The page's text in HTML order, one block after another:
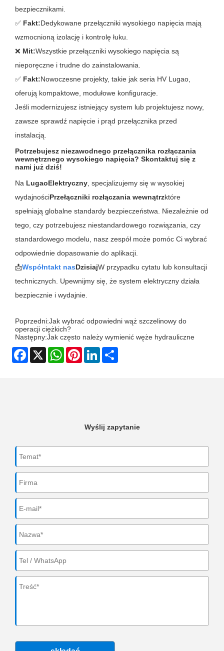
bezpiecznikami.
✅ Fakt:Dedykowane przełączniki wysokiego napięcia mają
wzmocnioną izolację i kontrolę łuku.
❌ Mit:Wszystkie przełączniki wysokiego napięcia są
nieporęczne i trudne do zainstalowania.
✅ Fakt:Nowoczesne projekty, takie jak seria HV Lugao,
oferują kompaktowe, modułowe konfiguracje.
Jeśli modernizujesz istniejący system lub projektujesz nowy,
zawsze sprawdź napięcie i prąd przełącznika przed
instalacją.
Potrzebujesz niezawodnego przełącznika rozłączania
wewnętrznego wysokiego napięcia? Skontaktuj się z
nami już dziś!
Na LugaoElektryczny, specjalizujemy się w wysokiej
wydajnościPrzełączniki rozłączania wewnątrzktóre
spełniają globalne standardy bezpieczeństwa. Niezależnie od
tego, czy potrzebujesz niestandardowego rozwiązania, czy
standardowego modelu, nasz zespół może pomóc Ci wybrać
odpowiednie dopasowanie do aplikacji.
📩Współntakt nasDzisiajW przypadku cytatu lub konsultacji
technicznych. Upewnijmy się, że system elektryczny działa
bezpiecznie i wydajnie.
Poprzedni:Jak wybrać odpowiedni wąż szczelinowy do
operacji ciężkich?
Następny:Jak często należy wymienić węże hydrauliczne
Facebook
X WhatsAppPinterestLinkedIn
Wyślij zapytanie